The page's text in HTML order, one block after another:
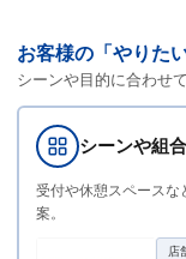
お客様の「やりた
シーンや目的に合わせ
シーンや組
受付や休憩スペースな
案。
店